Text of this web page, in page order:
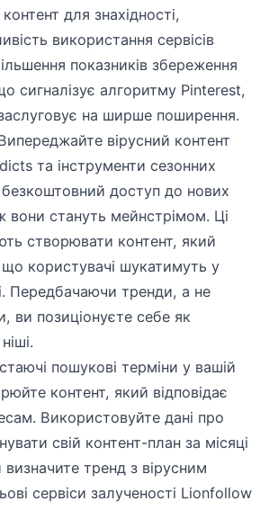
для знахідності,
використання сервісів
показників збереження
сигналізує алгоритму Pinterest,
на ширше поширення.
вірусний контент
та інструменти сезонних
доступ до нових
вони стануть мейнстрімом. Ці
створювати контент, який
що користувачі шукатимуть у
Передбачаючи тренди, а не
ви позиціонуєте себе як
пошукові терміни у вашій
контент, який відповідає
Використовуйте дані про
свій контент-план за місяці
тренд з вірусним
сервіси залученості Lionfollow